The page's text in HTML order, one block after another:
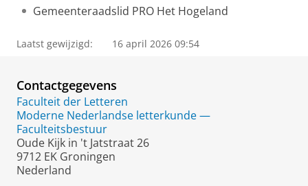
Gemeenteraadslid PRO Het Hogeland
Laatst gewijzigd: 16 april 2026 09:54
Contactgegevens
Faculteit der Letteren
Moderne Nederlandse letterkunde —
Faculteitsbestuur
Oude Kijk in 't Jatstraat 26
9712 EK Groningen
Nederland